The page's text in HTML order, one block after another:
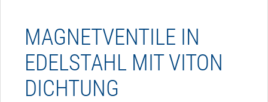
MAGNETVENTILE IN
EDELSTAHL MIT VITON
DICHTUNG